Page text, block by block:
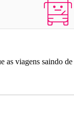
as viagens saindo de